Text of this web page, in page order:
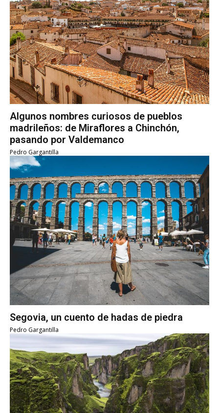
Algunos nombres curiosos de pueblos
madrileños: de Miraflores a Chinchón,
pasando por Valdemanco
Pedro Gargantilla
Segovia, un cuento de hadas de piedra
Pedro Gargantilla